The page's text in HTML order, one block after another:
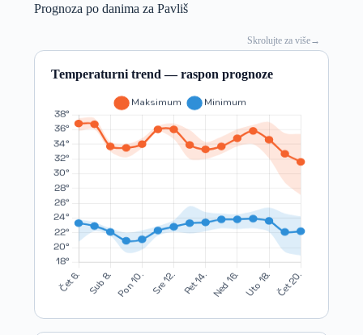
Prognoza po danima za Pavliš
Skrolujte za više→
Temperaturni trend — raspon prognoze